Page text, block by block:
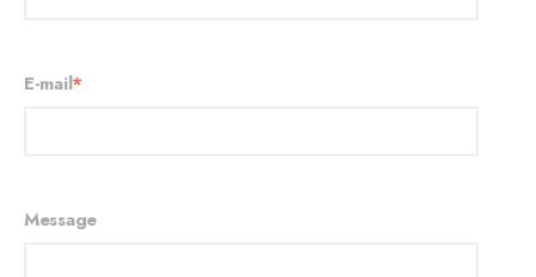
E-mail*
Message